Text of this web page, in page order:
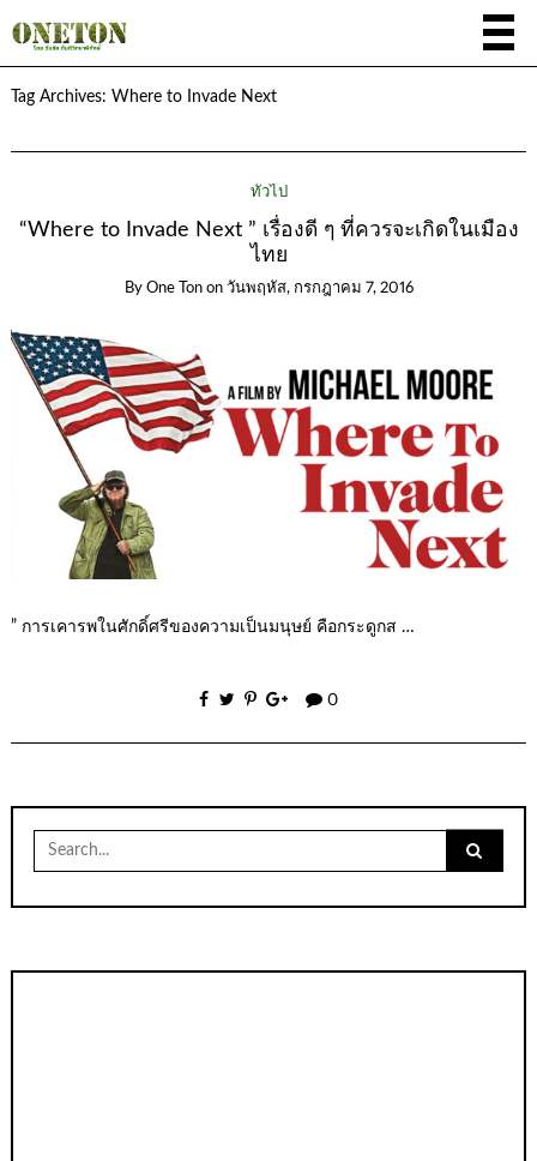
Tag Archives: Where to Invade Next
ทั่วไป
“Where to Invade Next ” เรื่องดี ๆ ที่ควรจะเกิดในเมือง
ไทย
By One Ton on วันพฤหัส, กรกฎาคม 7, 2016
” การเคารพในศักดิ์ศรีของความเป็นมนุษย์ คือกระดูกส …
0
for: